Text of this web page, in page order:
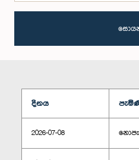
දිනය
2026-07-08